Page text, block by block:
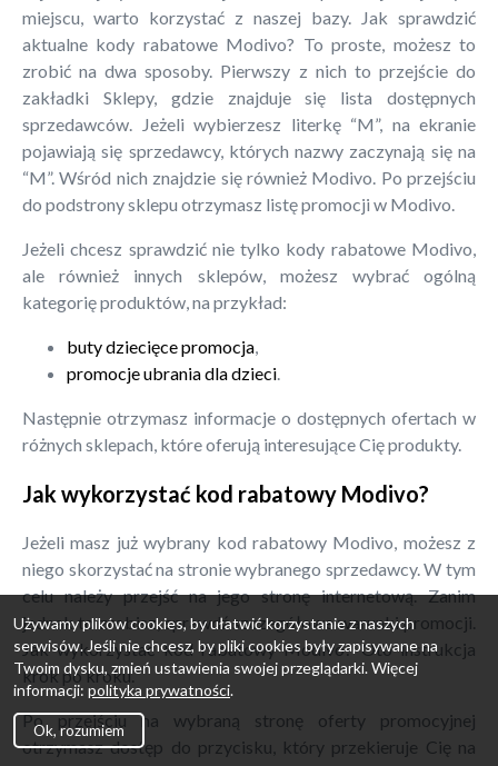
miejscu, warto korzystać z naszej bazy. Jak sprawdzić
aktualne kody rabatowe Modivo? To proste, możesz to
zrobić na dwa sposoby. Pierwszy z nich to przejście do
zakładki Sklepy, gdzie znajduje się lista dostępnych
sprzedawców. Jeżeli wybierzesz literkę “M”, na ekranie
pojawiają się sprzedawcy, których nazwy zaczynają się na
“M”. Wśród nich znajdzie się również Modivo. Po przejściu
do podstrony sklepu otrzymasz listę promocji w Modivo.
Jeżeli chcesz sprawdzić nie tylko kody rabatowe Modivo,
ale również innych sklepów, możesz wybrać ogólną
kategorię produktów, na przykład:
buty dziecięce promocja,
promocje ubrania dla dzieci.
Następnie otrzymasz informacje o dostępnych ofertach w
różnych sklepach, które oferują interesujące Cię produkty.
Jak wykorzystać kod rabatowy Modivo?
Jeżeli masz już wybrany kod rabatowy Modivo, możesz z
niego skorzystać na stronie wybranego sprzedawcy. W tym
celu należy przejść na jego stronę internetową. Zanim
jednak to zrobisz, sprawdź szczegółowe warunki promocji.
Jak wykorzystać kod rabatowy Modivo? Oto instrukcja
krok po kroku.
Po przejściu na wybraną stronę oferty promocyjnej
otrzymasz dostęp do przycisku, który przekieruje Cię na
Używamy plików cookies, by ułatwić korzystanie z naszych
serwisów. Jeśli nie chcesz, by pliki cookies były zapisywane na
Twoim dysku, zmień ustawienia swojej przeglądarki. Więcej
informacji: polityka prywatności.
Ok, rozumiem